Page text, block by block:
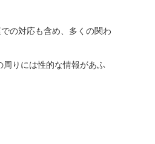
の対応も含め、多くの関わ
りには性的な情報があふ